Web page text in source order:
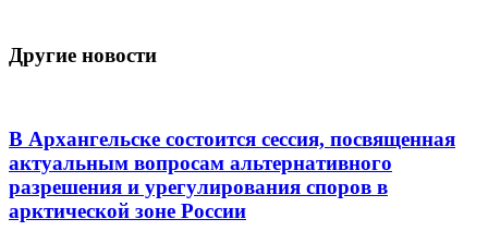
Другие новости
В Архангельске состоится сессия, посвященная
актуальным вопросам альтернативного
разрешения и урегулирования споров в
арктической зоне России